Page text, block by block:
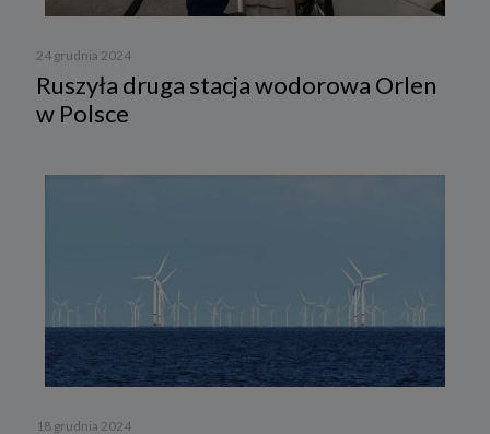
24 grudnia 2024
Ruszyła druga stacja wodorowa Orlen
w Polsce
18 grudnia 2024